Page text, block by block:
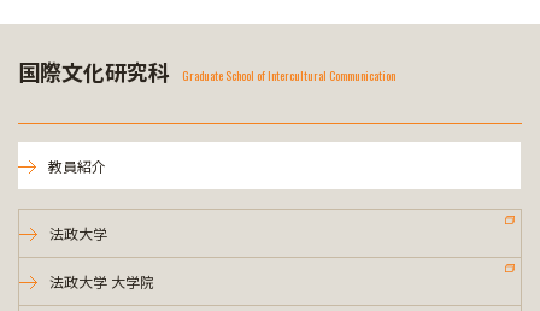
国際文化研究科 Graduate School of Intercultural Communication
教員紹介
法政大学
法政大学 大学院